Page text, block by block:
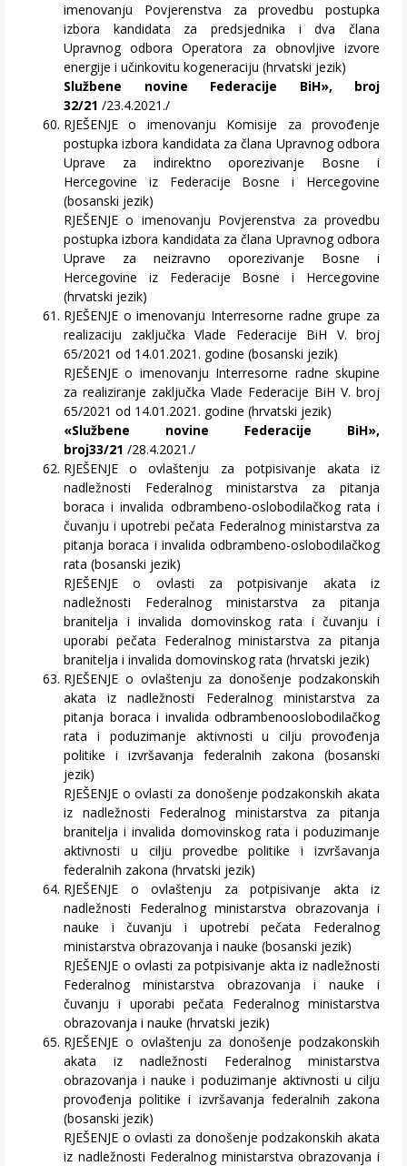
imenovanju Povjerenstva za provedbu postupka
izbora kandidata za predsjednika i dva člana
Upravnog odbora Operatora za obnovljive izvore
energije i učinkovitu kogeneraciju (hrvatski jezik)
Službene novine Federacije BiH», broj
32/21 /23.4.2021./
RJEŠENJE o imenovanju Komisije za provođenje
postupka izbora kandidata za člana Upravnog odbora
Uprave za indirektno oporezivanje Bosne i
Hercegovine iz Federacije Bosne i Hercegovine
(bosanski jezik)
RJEŠENJE o imenovanju Povjerenstva za provedbu
postupka izbora kandidata za člana Upravnog odbora
Uprave za neizravno oporezivanje Bosne i
Hercegovine iz Federacije Bosne i Hercegovine
(hrvatski jezik)
RJEŠENJE o imenovanju Interresorne radne grupe za
realizaciju zaključka Vlade Federacije BiH V. broj
65/2021 od 14.01.2021. godine (bosanski jezik)
RJEŠENJE o imenovanju Interresorne radne skupine
za realiziranje zaključka Vlade Federacije BiH V. broj
65/2021 od 14.01.2021. godine (hrvatski jezik)
«Službene novine Federacije BiH»,
broj33/21 /28.4.2021./
RJEŠENJE o ovlaštenju za potpisivanje akata iz
nadležnosti Federalnog ministarstva za pitanja
boraca i invalida odbrambeno-oslobodilačkog rata i
čuvanju i upotrebi pečata Federalnog ministarstva za
pitanja boraca i invalida odbrambeno-oslobodilačkog
rata (bosanski jezik)
RJEŠENJE o ovlasti za potpisivanje akata iz
nadležnosti Federalnog ministarstva za pitanja
branitelja i invalida domovinskog rata i čuvanju i
uporabi pečata Federalnog ministarstva za pitanja
branitelja i invalida domovinskog rata (hrvatski jezik)
RJEŠENJE o ovlaštenju za donošenje podzakonskih
akata iz nadležnosti Federalnog ministarstva za
pitanja boraca i invalida odbrambenooslobodilačkog
rata i poduzimanje aktivnosti u cilju provođenja
politike i izvršavanja federalnih zakona (bosanski
jezik)
RJEŠENJE o ovlasti za donošenje podzakonskih akata
iz nadležnosti Federalnog ministarstva za pitanja
branitelja i invalida domovinskog rata i poduzimanje
aktivnosti u cilju provedbe politike i izvršavanja
federalnih zakona (hrvatski jezik)
RJEŠENJE o ovlaštenju za potpisivanje akta iz
nadležnosti Federalnog ministarstva obrazovanja i
nauke i čuvanju i upotrebi pečata Federalnog
ministarstva obrazovanja i nauke (bosanski jezik)
RJEŠENJE o ovlasti za potpisivanje akta iz nadležnosti
Federalnog ministarstva obrazovanja i nauke i
čuvanju i uporabi pečata Federalnog ministarstva
obrazovanja i nauke (hrvatski jezik)
RJEŠENJE o ovlaštenju za donošenje podzakonskih
akata iz nadležnosti Federalnog ministarstva
obrazovanja i nauke i poduzimanje aktivnosti u cilju
provođenja politike i izvršavanja federalnih zakona
(bosanski jezik)
RJEŠENJE o ovlasti za donošenje podzakonskih akata
iz nadležnosti Federalnog ministarstva obrazovanja i